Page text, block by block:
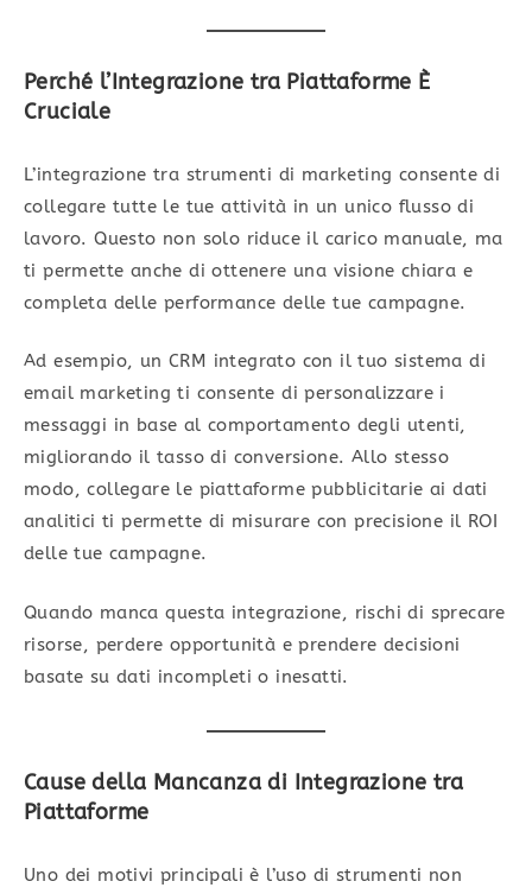
Perché l’Integrazione tra Piattaforme È
Cruciale
L’integrazione tra strumenti di marketing consente di
collegare tutte le tue attività in un unico flusso di
lavoro. Questo non solo riduce il carico manuale, ma
ti permette anche di ottenere una visione chiara e
completa delle performance delle tue campagne.
Ad esempio, un CRM integrato con il tuo sistema di
email marketing ti consente di personalizzare i
messaggi in base al comportamento degli utenti,
migliorando il tasso di conversione. Allo stesso
modo, collegare le piattaforme pubblicitarie ai dati
analitici ti permette di misurare con precisione il ROI
delle tue campagne.
Quando manca questa integrazione, rischi di sprecare
risorse, perdere opportunità e prendere decisioni
basate su dati incompleti o inesatti.
Cause della Mancanza di Integrazione tra
Piattaforme
Uno dei motivi principali è l’uso di strumenti non